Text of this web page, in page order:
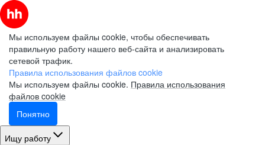
Мы используем файлы cookie, чтобы обеспечивать
правильную работу нашего веб-сайта и анализировать
сетевой трафик.
Правила использования файлов cookie
Мы используем файлы cookie. Правила использования
файлов cookie
Понятно
Ищу работу